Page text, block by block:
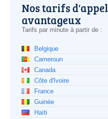
Nos tarifs d'appel
avantageux
Tarifs par minute à partir de :
Belgique
Cameroun
Canada
Côte d'Ivoire
France
Guinée
Haïti